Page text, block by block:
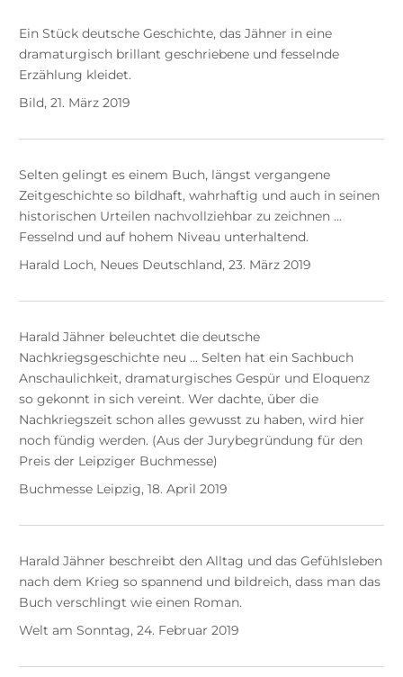
Ein Stück deutsche Geschichte, das Jähner in eine
dramaturgisch brillant geschriebene und fesselnde
Erzählung kleidet.
Bild, 21. März 2019
Selten gelingt es einem Buch, längst vergangene
Zeitgeschichte so bildhaft, wahrhaftig und auch in seinen
historischen Urteilen nachvollziehbar zu zeichnen ...
Fesselnd und auf hohem Niveau unterhaltend.
Harald Loch, Neues Deutschland, 23. März 2019
Harald Jähner beleuchtet die deutsche
Nachkriegsgeschichte neu ... Selten hat ein Sachbuch
Anschaulichkeit, dramaturgisches Gespür und Eloquenz
so gekonnt in sich vereint. Wer dachte, über die
Nachkriegszeit schon alles gewusst zu haben, wird hier
noch fündig werden. (Aus der Jurybegründung für den
Preis der Leipziger Buchmesse)
Buchmesse Leipzig, 18. April 2019
Harald Jähner beschreibt den Alltag und das Gefühlsleben
nach dem Krieg so spannend und bildreich, dass man das
Buch verschlingt wie einen Roman.
Welt am Sonntag, 24. Februar 2019